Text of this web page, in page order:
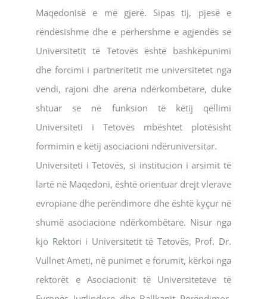
Maqedonisë e më gjerë. Sipas tij, pjesë e
rëndësishme dhe e përhershme e agjendës së
Universitetit të Tetovës është bashkëpunimi
dhe forcimi i partneritetit me universitetet nga
vendi, rajoni dhe arena ndërkombëtare, duke
shtuar se në funksion të këtij qëllimi
Universiteti i Tetovës mbështet plotësisht
formimin e këtij asociacioni ndëruniversitar.
Universiteti i Tetovës, si institucion i arsimit të
lartë në Maqedoni, është orientuar drejt vlerave
evropiane dhe perëndimore dhe është kyçur në
shumë asociacione ndërkombëtare. Nisur nga
kjo Rektori i Universitetit të Tetovës, Prof. Dr.
Vullnet Ameti, në punimet e forumit, kërkoi nga
rektorët e Asociacionit të Universiteteve të